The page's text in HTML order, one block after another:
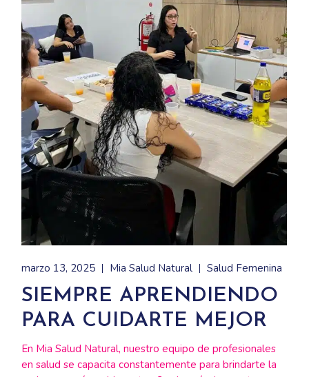
marzo 13, 2025 Mia Salud Natural Salud Femenina
SIEMPRE APRENDIENDO
PARA CUIDARTE MEJOR
En Mia Salud Natural, nuestro equipo de profesionales
en salud se capacita constantemente para brindarte la